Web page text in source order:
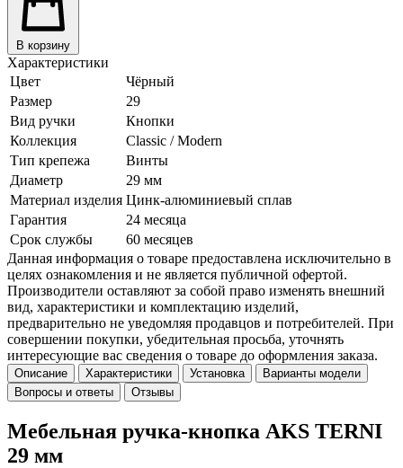
В корзину
Характеристики
Цвет
Чёрный
Размер
29
Вид ручки
Кнопки
Коллекция
Classic / Modern
Тип крепежа
Винты
Диаметр
29 мм
Материал изделия Цинк-алюминиевый сплав
Гарантия
24 месяца
Срок службы
60 месяцев
Данная информация о товаре предоставлена исключительно в
целях ознакомления и не является публичной офертой.
Производители оставляют за собой право изменять внешний
вид, характеристики и комплектацию изделий,
предварительно не уведомляя продавцов и потребителей. При
совершении покупки, убедительная просьба, уточнять
интересующие вас сведения о товаре до оформления заказа.
Описание Характеристики Установка
Варианты модели
Вопросы и ответы
Отзывы
Мебельная ручка-кнопка AKS TERNI
29 мм